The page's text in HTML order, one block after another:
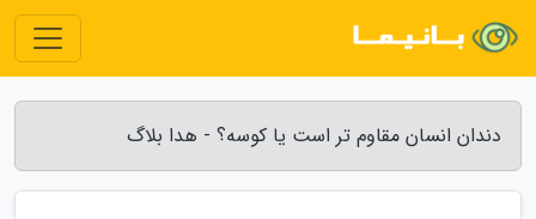
دندان انسان مقاوم تر است یا کوسه؟ - هدا بلاگ